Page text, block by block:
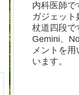
内科医師で
ガジェット
杖道四段で
Gemini、
メントを
います。